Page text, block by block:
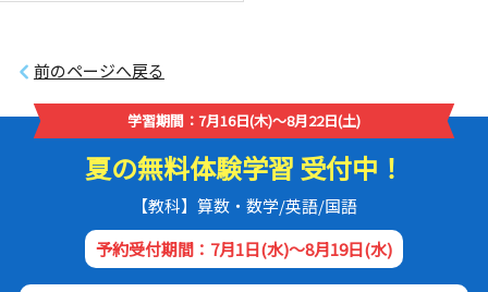
前のページへ戻る
学習期間：7月16日(木)～8月22日(土)
夏の無料体験学習 受付中！
【教科】算数・数学/英語/国語
予約受付期間：7月1日(水)～8月19日(水)